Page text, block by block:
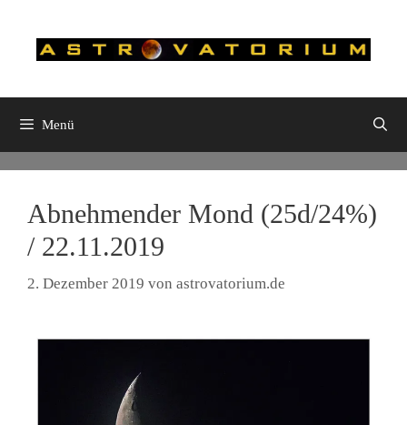
springen
Menü
Abnehmender Mond (25d/24%)
/ 22.11.2019
2. Dezember 2019 von astrovatorium.de